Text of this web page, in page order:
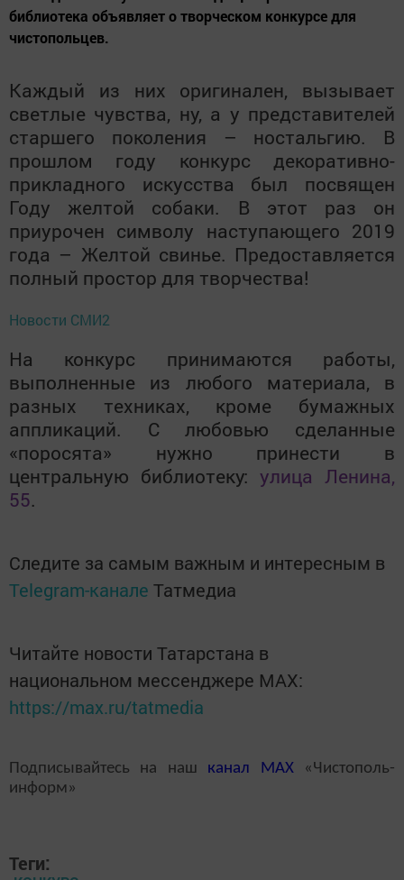
библиотека объявляет о творческом конкурсе для
чистопольцев.
Каждый из них оригинален, вызывает
светлые чувства, ну, а у представителей
старшего поколения – ностальгию. В
прошлом году конкурс декоративно-
прикладного искусства был посвящен
Году желтой собаки. В этот раз он
приурочен символу наступающего 2019
года – Желтой свинье. Предоставляется
полный простор для творчества!
Новости СМИ2
На конкурс принимаются работы,
выполненные из любого материала, в
разных техниках, кроме бумажных
аппликаций. С любовью сделанные
«поросята» нужно принести в
центральную библиотеку: улица Ленина,
55.
Следите за самым важным и интересным в
Telegram-канале Татмедиа
Читайте новости Татарстана в
национальном мессенджере MАХ:
https://max.ru/tatmedia
Подписывайтесь на наш канал MAX«Чистополь-
информ»
Теги: